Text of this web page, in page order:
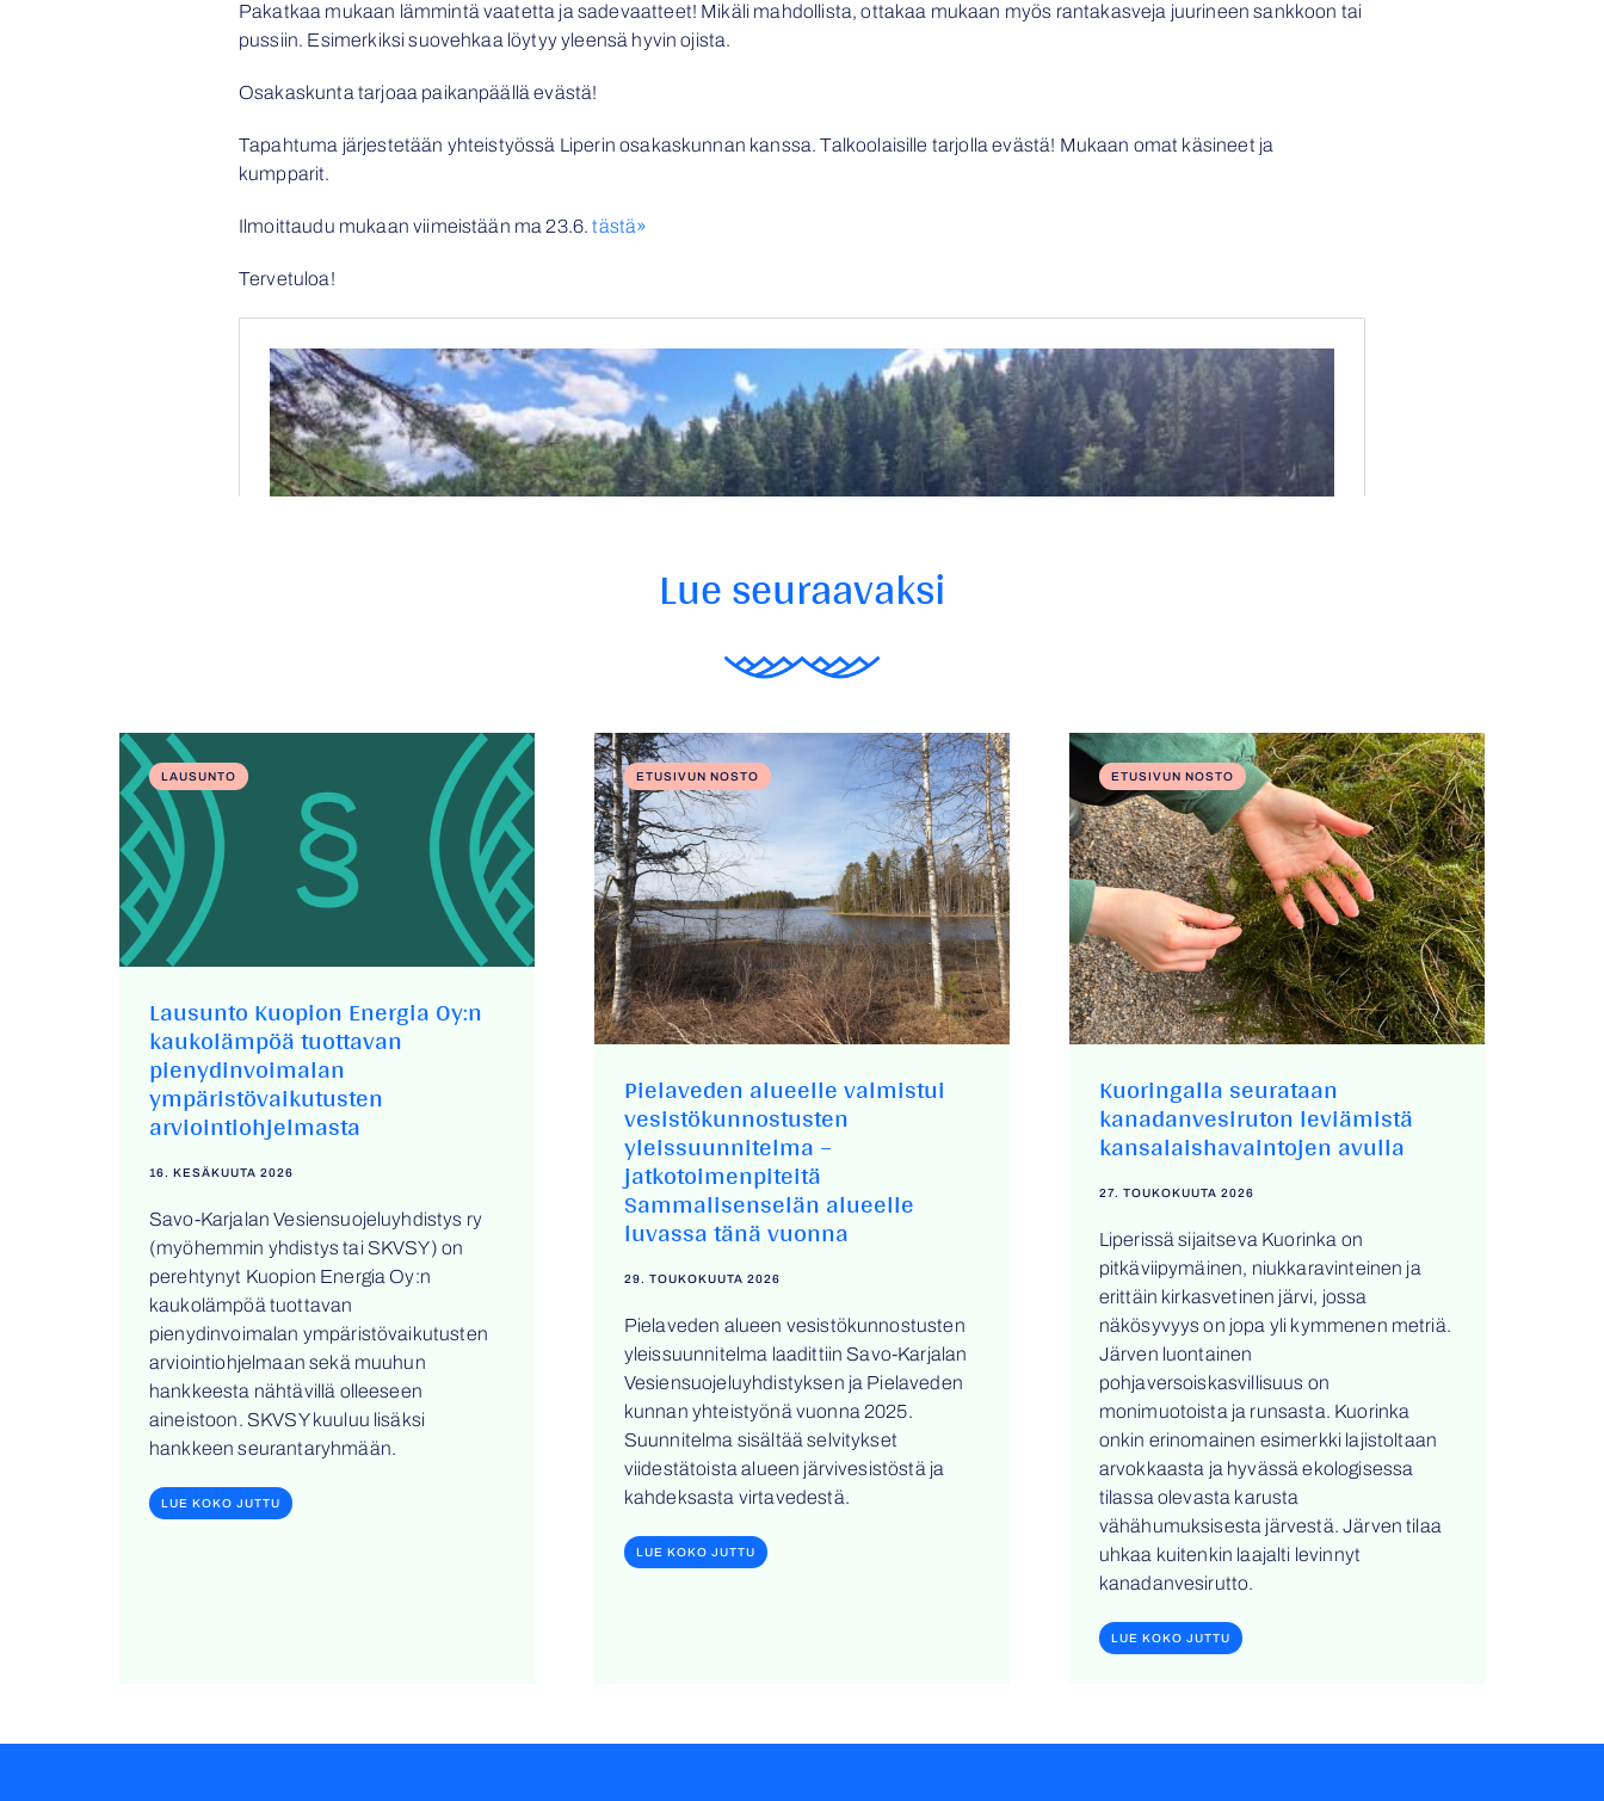
Pakatkaa mukaan lämmintä vaatetta ja sadevaatteet! Mikäli mahdollista, ottakaa mukaan myös rantakasveja juurineen sankkoon tai
pussiin. Esimerkiksi suovehkaa löytyy yleensä hyvin ojista.
Osakaskunta tarjoaa paikanpäällä evästä!
Tapahtuma järjestetään yhteistyössä Liperin osakaskunnan kanssa. Talkoolaisille tarjolla evästä! Mukaan omat käsineet ja
kumpparit.
Ilmoittaudu mukaan viimeistään ma 23.6.tästä»
Tervetuloa!
Lue seuraavaksi
LAUSUNTO
Lausunto Kuopion Energia Oy:n
kaukolämpöä tuottavan
pienydinvoimalan
ympäristövaikutusten
arviointiohjelmasta
16. KESÄKUUTA 2026
Savo-Karjalan Vesiensuojeluyhdistys ry
(myöhemmin yhdistys tai SKVSY) on
perehtynyt Kuopion Energia Oy:n
kaukolämpöä tuottavan
pienydinvoimalan ympäristövaikutusten
arviointiohjelmaan sekä muuhun
hankkeesta nähtävillä olleeseen
aineistoon. SKVSY kuuluu lisäksi
hankkeen seurantaryhmään.
LUE KOKO JUTTU
ETUSIVUN NOSTO
Pielaveden alueelle valmistui
vesistökunnostusten
yleissuunnitelma –
jatkotoimenpiteitä
Sammalisenselän alueelle
luvassa tänä vuonna
29. TOUKOKUUTA 2026
Pielaveden alueen vesistökunnostusten
yleissuunnitelma laadittiin Savo-Karjalan
Vesiensuojeluyhdistyksen ja Pielaveden
kunnan yhteistyönä vuonna 2025.
Suunnitelma sisältää selvitykset
viidestätoista alueen järvivesistöstä ja
kahdeksasta virtavedestä.
LUE KOKO JUTTU
ETUSIVUN NOSTO
Kuoringalla seurataan
kanadanvesiruton leviämistä
kansalaishavaintojen avulla
27. TOUKOKUUTA 2026
Liperissä sijaitseva Kuorinka on
pitkäviipymäinen, niukkaravinteinen ja
erittäin kirkasvetinen järvi, jossa
näkösyvyys on jopa yli kymmenen metriä.
Järven luontainen
pohjaversoiskasvillisuus on
monimuotoista ja runsasta. Kuorinka
onkin erinomainen esimerkki lajistoltaan
arvokkaasta ja hyvässä ekologisessa
tilassa olevasta karusta
vähähumuksisesta järvestä. Järven tilaa
uhkaa kuitenkin laajalti levinnyt
kanadanvesirutto.
LUE KOKO JUTTU